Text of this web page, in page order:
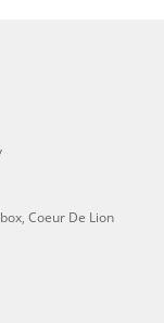
, Coeur De Lion